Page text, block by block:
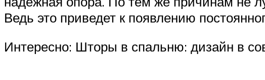
Ведь это приведет к появлению
Интересно: Шторы в спальню: дизайн в